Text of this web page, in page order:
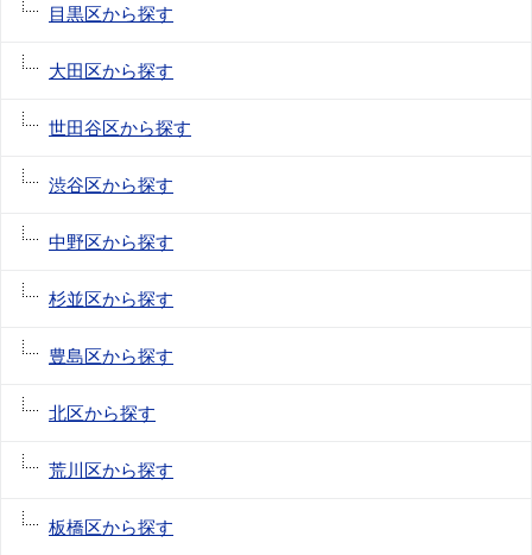
目黒区から探す
大田区から探す
世田谷区から探す
渋谷区から探す
中野区から探す
杉並区から探す
豊島区から探す
北区から探す
荒川区から探す
板橋区から探す